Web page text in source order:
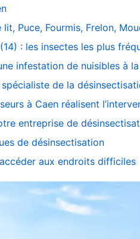
lit, Puce, Fourmis, Frelon,
: les insectes les plus
infestation de nuisibles à
de la
à Caen réalisent
entreprise de
de désinsectisation
aux endroits difficiles